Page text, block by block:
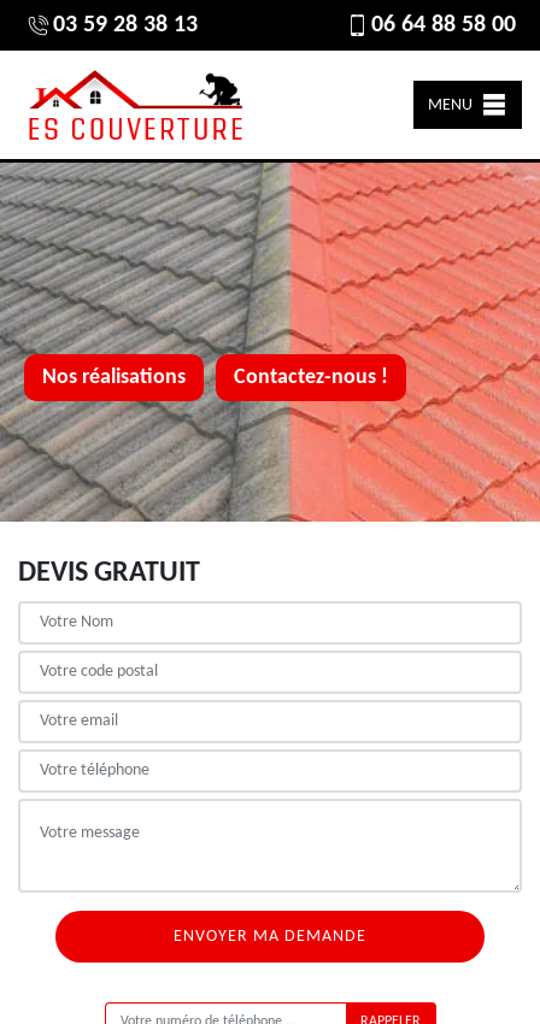
03 59 28 38 13 06 64 88 58 00
MENU
Nos réalisations Contactez-nous !
DEVIS GRATUIT